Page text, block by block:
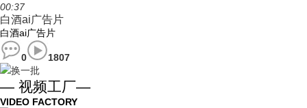
00:37
白酒ai广告片
白酒ai广告片
0
1807
换一批
— 视频工厂—
VIDEO FACTORY